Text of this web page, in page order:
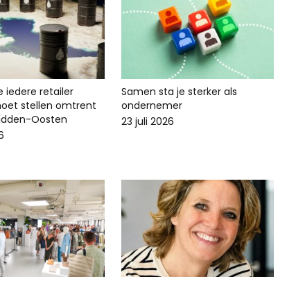
iedere retailer
stellen omtrent
Oosten
Samen sta je sterker als
ondernemer
23 juli 2026